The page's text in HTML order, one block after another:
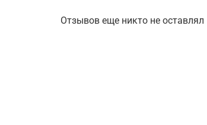
Отзывов еще никто не оставлял